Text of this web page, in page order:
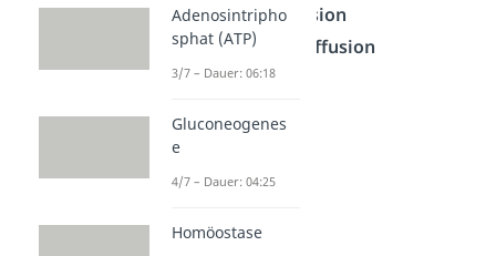
einfache Diffusion
erleichterte Diffusion
Adenosintripho
sphat (ATP)
3/7 – Dauer: 06:18
Gluconeogenes
e
4/7 – Dauer: 04:25
Homöostase